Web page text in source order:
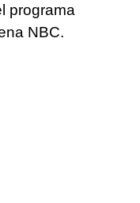
programa
NBC.